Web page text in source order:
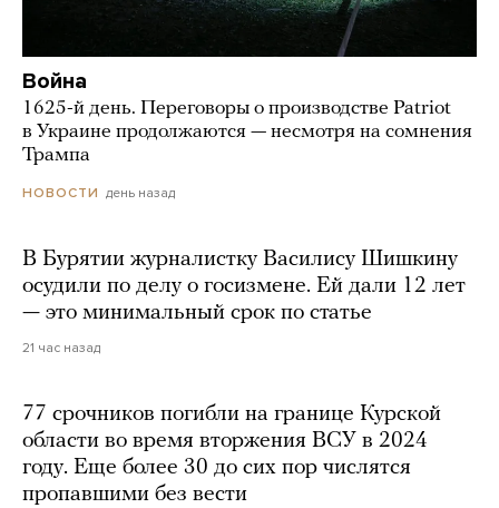
Война
1625-й день. Переговоры о производстве Patriot
в Украине продолжаются — несмотря на сомнения
Трампа
НОВОСТИ день назад
В Бурятии журналистку Василису Шишкину
осудили по делу о госизмене. Ей дали 12 лет
— это минимальный срок по статье
21 час назад
77 срочников погибли на границе Курской
области во время вторжения ВСУ в 2024
году. Еще более 30 до сих пор числятся
пропавшими без вести